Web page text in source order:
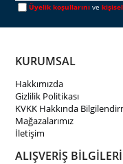
Üyelik koşullarını ve
KURUMSAL
Hakkımızda
Gizlilik Politikası
KVKK Hakkında
Mağazalarımız
İletişim
ALIŞVERİŞ BİLGİLERİ